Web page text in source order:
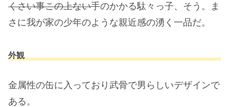
くさい事この上ない手のかかる駄々っ子、そう。ま
さに我が家の少年のような親近感の湧く一品だ。
外観
金属性の缶に入っており武骨で男らしいデザインで
ある。